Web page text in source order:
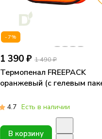
-7%
1 390 ₽ 1 490 ₽
Термопенал FREEPACK
оранжевый (с гелевым
4.7 Есть в наличии
В корзину